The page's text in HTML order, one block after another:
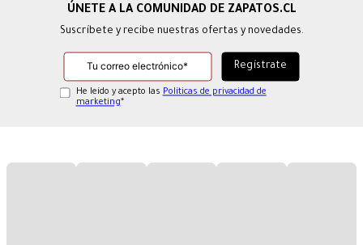
Suscríbete y recibe nuestras ofertas y novedades.
He leído y acepto las Políticas de privacidad de
marketing*